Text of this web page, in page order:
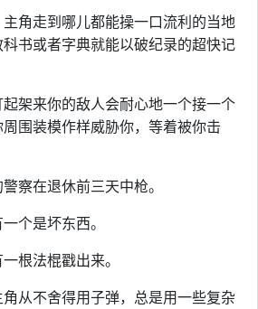
角走到哪儿都能操一口流利的当地
书或者字典就能以破纪录的超快记
架来你的敌人会耐心地一个接一个
围装模作样威胁你，等着被你击
察在退休前三天中枪。
个是坏东西。
根法棍戳出来。
从不舍得用子弹，总是用一些复杂